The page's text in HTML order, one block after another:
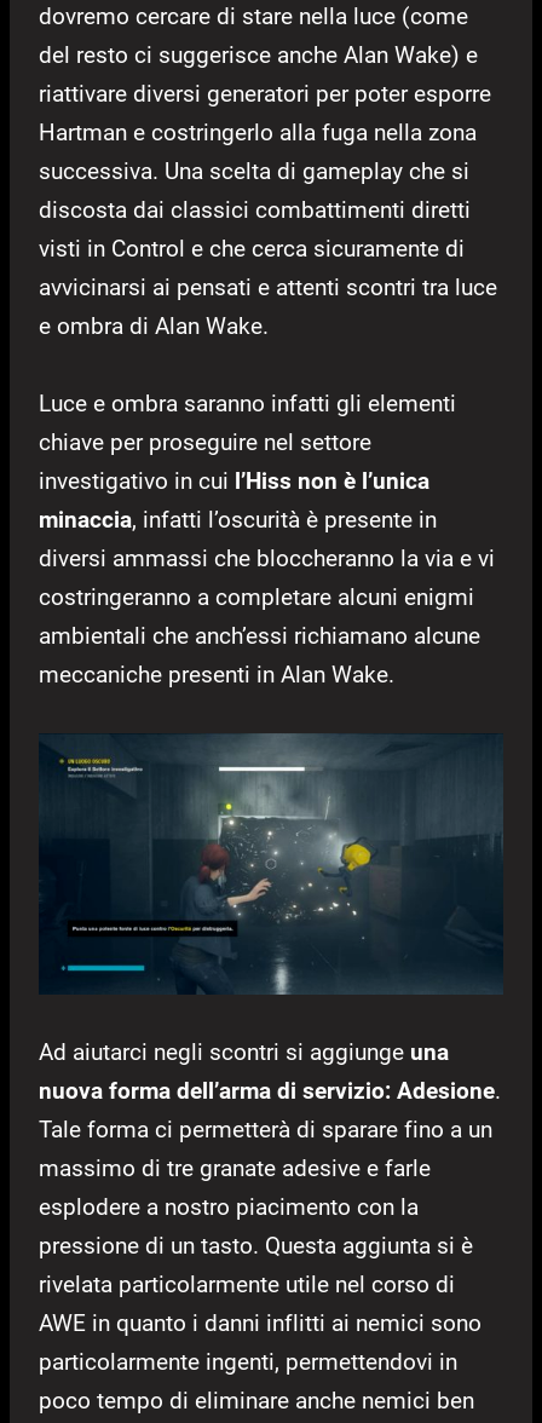
dovremo cercare di stare nella luce (come
del resto ci suggerisce anche Alan Wake) e
riattivare diversi generatori per poter esporre
Hartman e costringerlo alla fuga nella zona
successiva. Una scelta di gameplay che si
discosta dai classici combattimenti diretti
visti in Control e che cerca sicuramente di
avvicinarsi ai pensati e attenti scontri tra luce
e ombra di Alan Wake.
Luce e ombra saranno infatti gli elementi
chiave per proseguire nel settore
investigativo in cui l’Hiss non è l’unica
minaccia, infatti l’oscurità è presente in
diversi ammassi che bloccheranno la via e vi
costringeranno a completare alcuni enigmi
ambientali che anch’essi richiamano alcune
meccaniche presenti in Alan Wake.
Ad aiutarci negli scontri si aggiunge una
nuova forma dell’arma di servizio: Adesione.
Tale forma ci permetterà di sparare fino a un
massimo di tre granate adesive e farle
esplodere a nostro piacimento con la
pressione di un tasto. Questa aggiunta si è
rivelata particolarmente utile nel corso di
AWE in quanto i danni inflitti ai nemici sono
particolarmente ingenti, permettendovi in
poco tempo di eliminare anche nemici ben